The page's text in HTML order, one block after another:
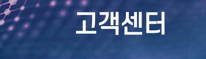
고객센터